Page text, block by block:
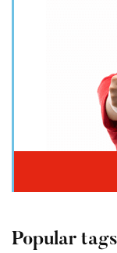
Popular tags